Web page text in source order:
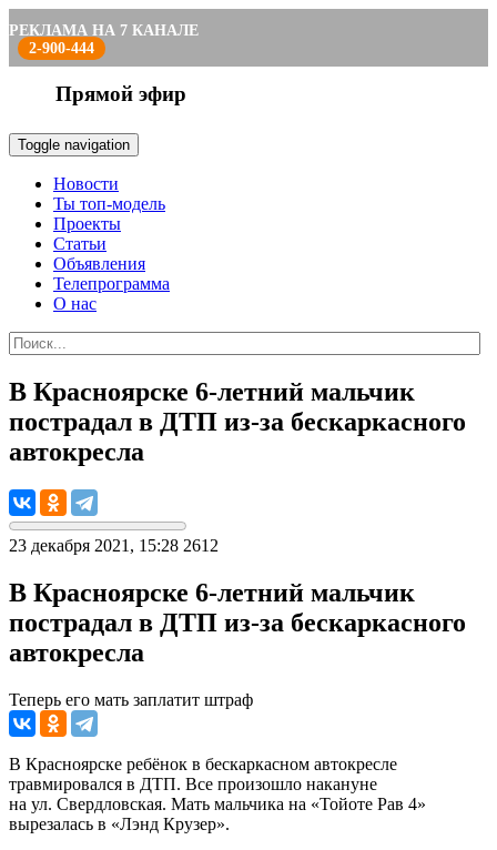
РЕКЛАМА НА 7 КАНАЛЕ
2-900-444
Прямой эфир
Toggle navigation
Новости
Ты топ-модель
Проекты
Статьи
Объявления
Телепрограмма
О нас
В Красноярске 6-летний мальчик
пострадал в ДТП из-за бескаркасного
автокресла
23 декабря 2021, 15:28 2612
В Красноярске 6-летний мальчик
пострадал в ДТП из-за бескаркасного
автокресла
Теперь его мать заплатит штраф
В Красноярске ребёнок в бескаркасном автокресле
травмировался в ДТП. Все произошло накануне
на ул. Свердловская. Мать мальчика на «Тойоте Рав 4»
вырезалась в «Лэнд Крузер».